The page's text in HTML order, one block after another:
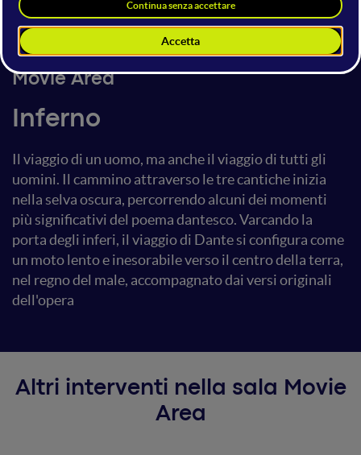
sottotitoli e LIS in chiaro
15 giugno 202316:44 - 16:52
Movie Area
Inferno
Il viaggio di un uomo, ma anche il viaggio di tutti gli
uomini. Il cammino attraverso le tre cantiche inizia
nella selva oscura, percorrendo alcuni dei momenti
più significativi del poema dantesco. Varcando la
porta degli inferi, il viaggio di Dante si configura come
un moto lento e inesorabile verso il centro della terra,
nel regno del male, accompagnato dai versi originali
dell'opera
Altri interventi nella sala Movie
Area